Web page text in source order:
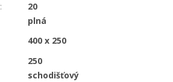
:
20
plná
400 x 250
250
schodišťový